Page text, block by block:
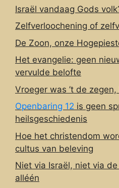
Israël vandaag Gods
Zelfverloochening of
De Zoon, onze
Het evangelie: geen
vervulde belofte
Vroeger was ’t de
Openbaring 12 is geen
heilsgeschiedenis
Hoe het christendom
cultus van beleving
Niet via Israël, niet via
alléén